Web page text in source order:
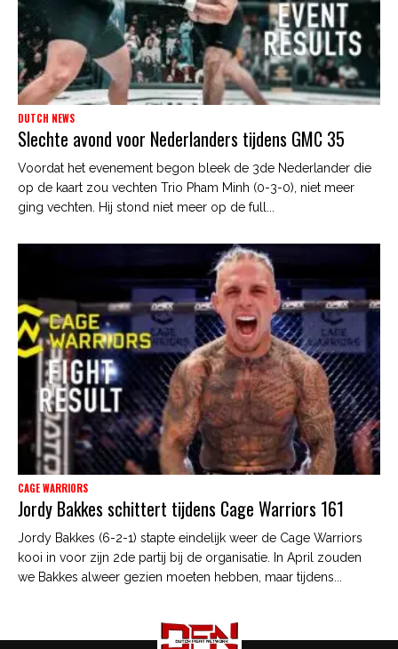
DUTCH NEWS
Slechte avond voor Nederlanders tijdens GMC 35
Voordat het evenement begon bleek de 3de Nederlander die
op de kaart zou vechten Trio Pham Minh (0-3-0), niet meer
ging vechten. Hij stond niet meer op de full...
CAGE WARRIORS
Jordy Bakkes schittert tijdens Cage Warriors 161
Jordy Bakkes (6-2-1) stapte eindelijk weer de Cage Warriors
kooi in voor zijn 2de partij bij de organisatie. In April zouden
we Bakkes alweer gezien moeten hebben, maar tijdens...